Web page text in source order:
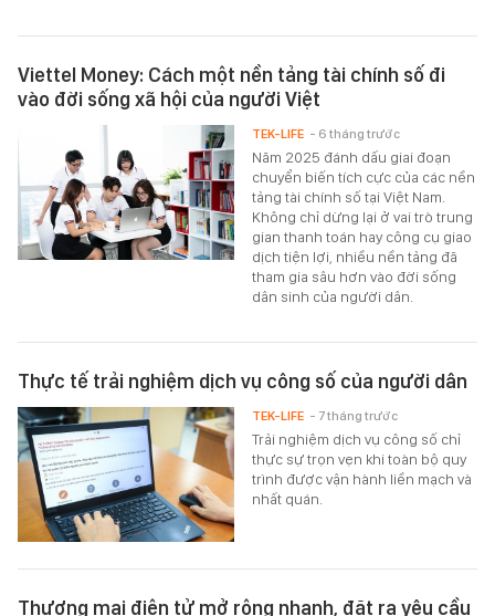
Viettel Money: Cách một nền tảng tài chính số đi
vào đời sống xã hội của người Việt
Năm 2025 đánh dấu giai đoạn
chuyển biến tích cực của các nền
tảng tài chính số tại Việt Nam.
Không chỉ dừng lại ở vai trò trung
gian thanh toán hay công cụ giao
dịch tiện lợi, nhiều nền tảng đã
tham gia sâu hơn vào đời sống
dân sinh của người dân.
TEK-LIFE - 6 tháng trước
Thực tế trải nghiệm dịch vụ công số của người dân
Trải nghiệm dịch vụ công số chỉ
thực sự trọn vẹn khi toàn bộ quy
trình được vận hành liền mạch và
nhất quán.
TEK-LIFE - 7 tháng trước
Thương mại điện tử mở rộng nhanh, đặt ra yêu cầu